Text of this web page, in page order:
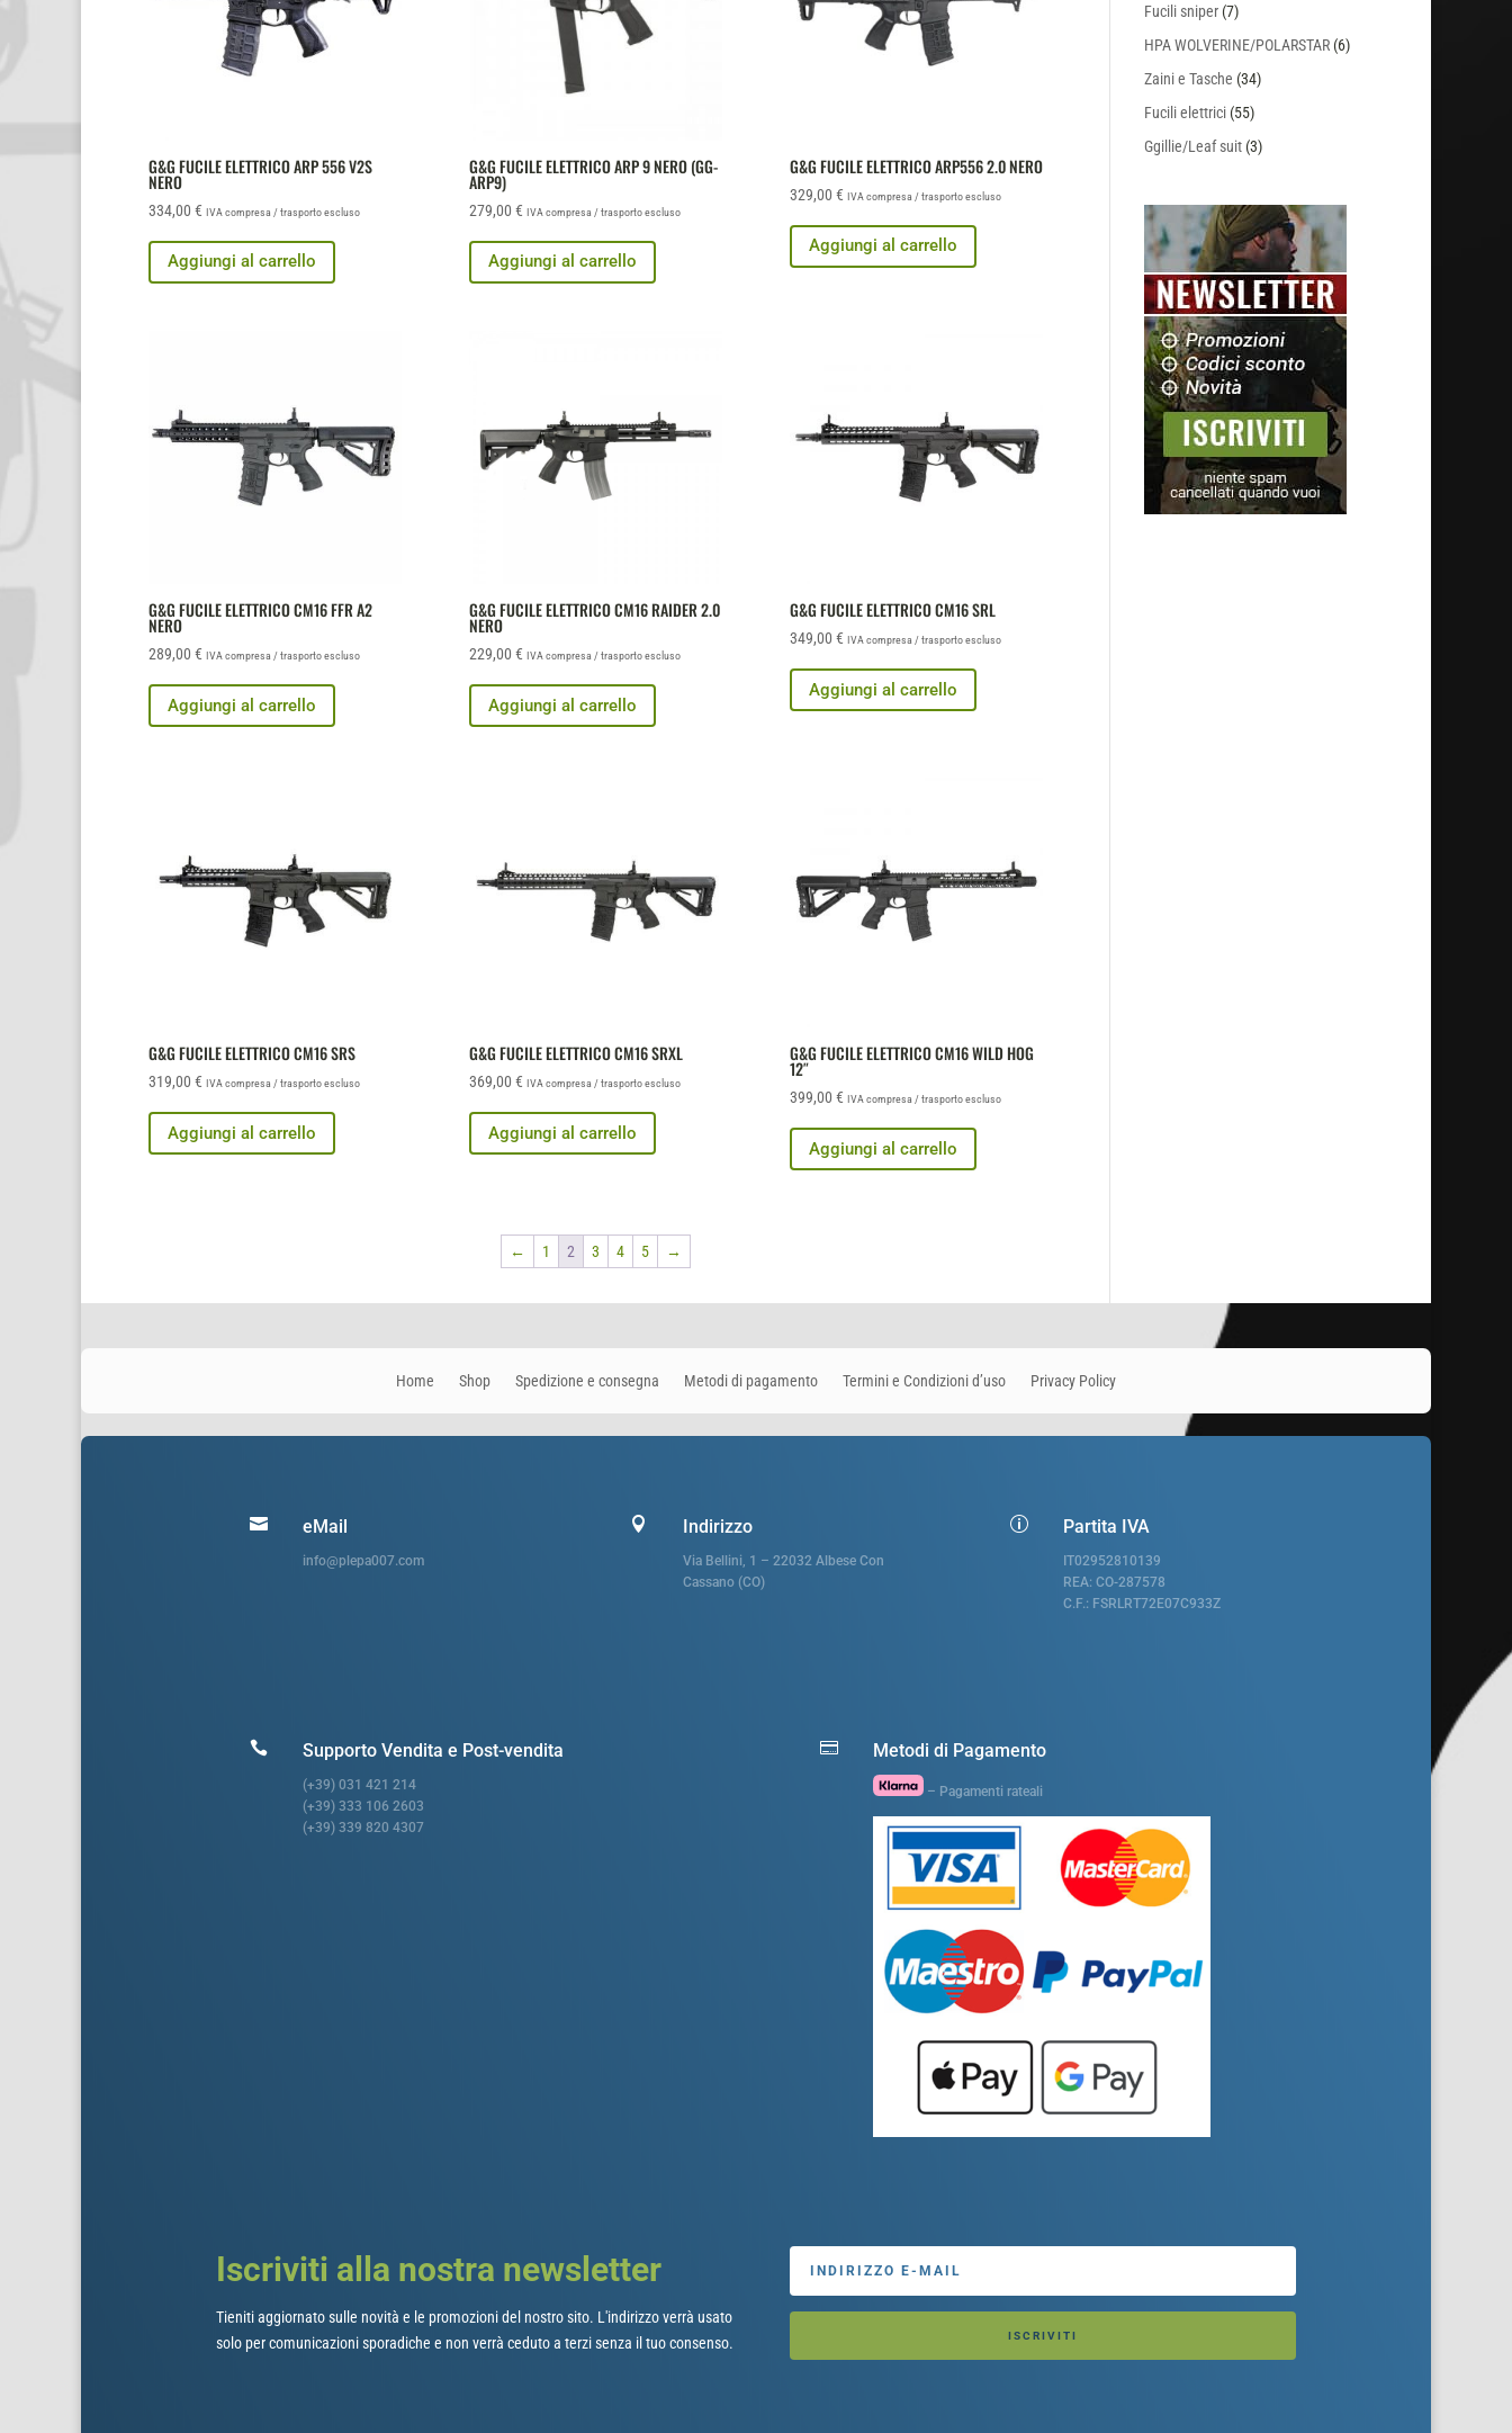
G&G FUCILE ELETTRICO ARP 556 V2S
NERO
334,00 € IVA compresa / trasporto escluso
Aggiungi al carrello
G&G FUCILE ELETTRICO ARP 9 NERO (GG-
ARP9)
279,00 € IVA compresa / trasporto escluso
Aggiungi al carrello
G&G FUCILE ELETTRICO ARP556 2.0 NERO
329,00 € IVA compresa / trasporto escluso
Aggiungi al carrello
G&G FUCILE ELETTRICO CM16 FFR A2
NERO
289,00 € IVA compresa / trasporto escluso
Aggiungi al carrello
G&G FUCILE ELETTRICO CM16 RAIDER 2.0
NERO
229,00 € IVA compresa / trasporto escluso
Aggiungi al carrello
G&G FUCILE ELETTRICO CM16 SRL
349,00 € IVA compresa / trasporto escluso
Aggiungi al carrello
G&G FUCILE ELETTRICO CM16 SRS
319,00 € IVA compresa / trasporto escluso
Aggiungi al carrello
G&G FUCILE ELETTRICO CM16 SRXL
369,00 € IVA compresa / trasporto escluso
Aggiungi al carrello
G&G FUCILE ELETTRICO CM16 WILD HOG
12″
399,00 € IVA compresa / trasporto escluso
Aggiungi al carrello
← 1 2 3 4 5 →
Fucili sniper (7)
HPA WOLVERINE/POLARSTAR (6)
Zaini e Tasche (34)
Fucili elettrici (55)
Ggillie/Leaf suit (3)
Home Shop Spedizione e consegna Metodi di pagamento Termini e Condizioni d’uso Privacy Policy
 eMail
info@plepa007.com
 Indirizzo
Via Bellini, 1 – 22032 Albese Con
Cassano (CO)
p Partita IVA
IT02952810139
REA: CO-287578
C.F.: FSRLRT72E07C933Z
 Supporto Vendita e Post-vendita
(+39) 031 421 214
(+39) 333 106 2603
(+39) 339 820 4307
 Metodi di Pagamento
– Pagamenti rateali
Iscriviti alla nostra newsletter
Tieniti aggiornato sulle novità e le promozioni del nostro sito. L'indirizzo verrà usato
solo per comunicazioni sporadiche e non verrà ceduto a terzi senza il tuo consenso.
ISCRIVITI